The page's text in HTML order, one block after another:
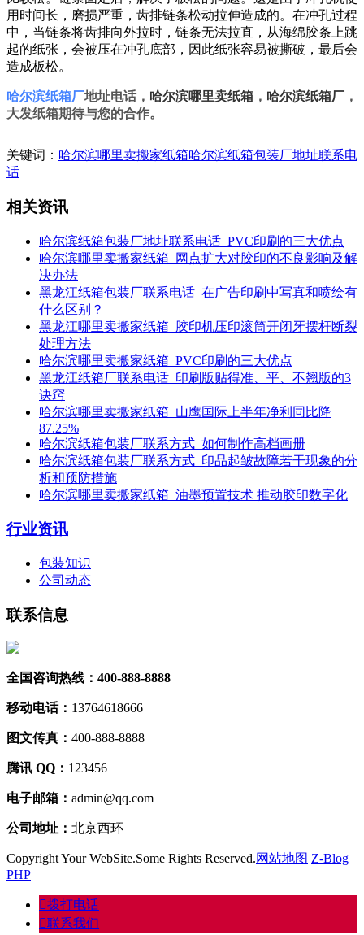
用时间长，磨损严重，齿排链条松动拉伸造成的。在冲孔过程
中，当链条将齿排向外拉时，链条无法拉直，从海绵胶条上跳
起的纸张，会被压在冲孔底部，因此纸张容易被撕破，最后会
造成板松。
哈尔滨纸箱厂地址电话 ， 哈尔滨哪里卖纸箱 ， 哈尔滨纸箱厂 ，
大发纸箱期待与您的合作。
关键词： 哈尔滨哪里卖搬家纸箱哈尔滨纸箱包装厂地址联系电
话
相关资讯
哈尔滨纸箱包装厂地址联系电话_PVC印刷的三大优点
哈尔滨哪里卖搬家纸箱_网点扩大对胶印的不良影响及解
决办法
黑龙江纸箱包装厂联系电话_在广告印刷中写真和喷绘有
什么区别？
黑龙江哪里卖搬家纸箱_胶印机压印滚筒开闭牙摆杆断裂
处理方法
哈尔滨哪里卖搬家纸箱_PVC印刷的三大优点
黑龙江纸箱厂联系电话_印刷版贴得准、平、不翘版的3
诀窍
哈尔滨哪里卖搬家纸箱_山鹰国际上半年净利同比降
87.25%
哈尔滨纸箱包装厂联系方式_如何制作高档画册
哈尔滨纸箱包装厂联系方式_印品起皱故障若干现象的分
析和预防措施
哈尔滨哪里卖搬家纸箱_油墨预置技术 推动胶印数字化
行业资讯
包装知识
公司动态
联系信息
全国咨询热线：400-888-8888
移动电话： 13764618666
图文传真： 400-888-8888
腾讯 QQ： 123456
电子邮箱： admin@qq.com
公司地址： 北京西环
Copyright Your WebSite.Some Rights Reserved.网站地图 Z-Blog
PHP
󦁁拨打电话
󦃑联系我们